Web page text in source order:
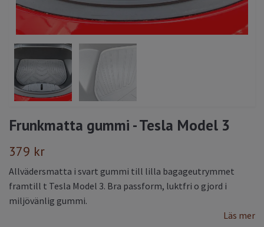
Frunkmatta gummi - Tesla Model 3
379 kr
Allvädersmatta i svart gummi till lilla bagageutrymmet
framtill t Tesla Model 3. Bra passform, luktfri o gjord i
miljövänlig gummi.
Läs mer